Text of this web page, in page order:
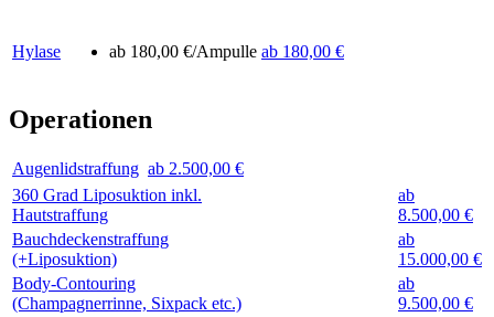
Hylase ab 180,00 €/Ampulle ab 180,00 €
Operationen
Augenlidstraffung ab 2.500,00 €
360 Grad Liposuktion inkl.
Hautstraffung
ab
8.500,00 €
Bauchdeckenstraffung
(+Liposuktion)
ab
15.000,00 €
Body-Contouring
(Champagnerrinne, Sixpack etc.)
ab
9.500,00 €